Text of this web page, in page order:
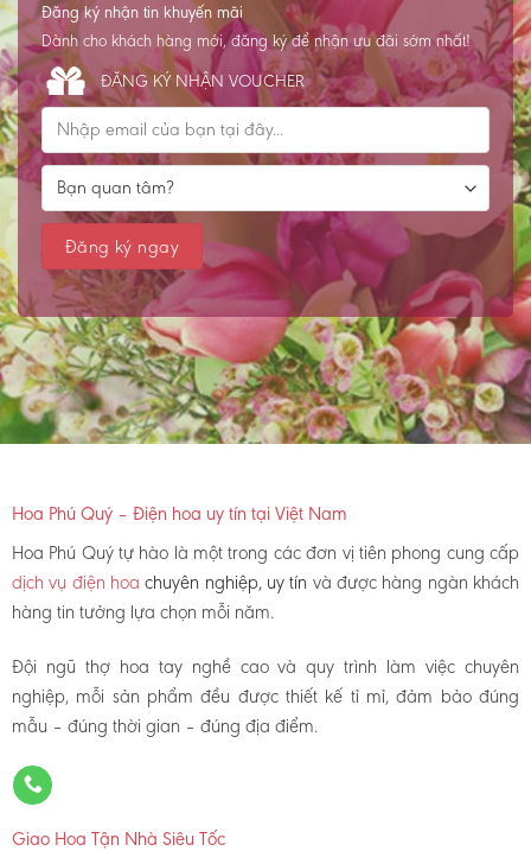
Đăng ký nhận tin khuyến mãi
Dành cho khách hàng mới, đăng ký để nhận ưu đãi sớm nhất!
ĐĂNG KÝ NHẬN VOUCHER
Hoa Phú Quý – Điện hoa uy tín tại Việt Nam
Hoa Phú Quý tự hào là một trong các đơn vị tiên phong cung cấp
dịch vụ điện hoachuyên nghiệp, uy tín và được hàng ngàn khách
hàng tin tưởng lựa chọn mỗi năm.
Đội ngũ thợ hoa tay nghề cao và quy trình làm việc chuyên
nghiệp, mỗi sản phẩm đều được thiết kế tỉ mỉ, đảm bảo đúng
mẫu – đúng thời gian – đúng địa điểm.
Giao Hoa Tận Nhà Siêu Tốc